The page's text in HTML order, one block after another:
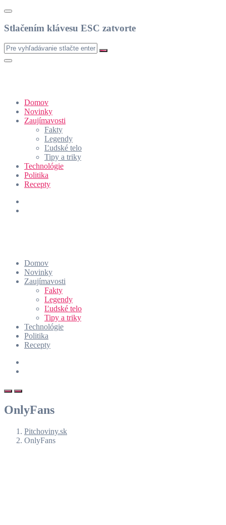
Stlačením klávesu ESC zatvorte
Domov
Novinky
Zaujímavosti
Fakty
Legendy
Ľudské telo
Tipy a triky
Technológie
Politika
Recepty
Domov
Novinky
Zaujímavosti
Fakty
Legendy
Ľudské telo
Tipy a triky
Technológie
Politika
Recepty
OnlyFans
Pitchoviny.sk
OnlyFans